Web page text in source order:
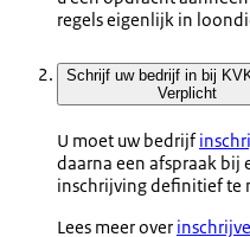
regels eigenlijk in
Schrijf uw bedrijf in bij
Verplicht
U moet uw bedrijf
daarna een afspraak bij
inschrijving definitief te
Lees meer over